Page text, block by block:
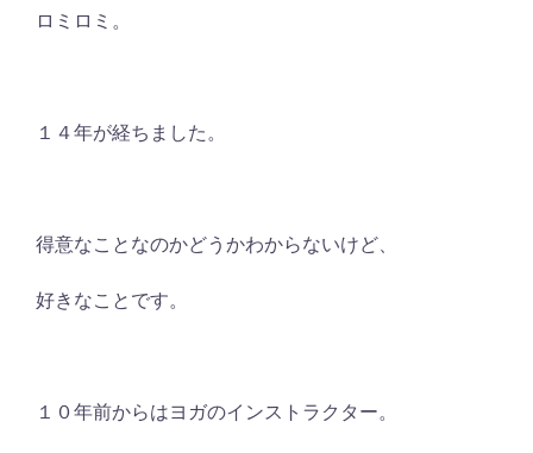
ロミロミ。
１４年が経ちました。
得意なことなのかどうかわからないけど、
好きなことです。
１０年前からはヨガのインストラクター。